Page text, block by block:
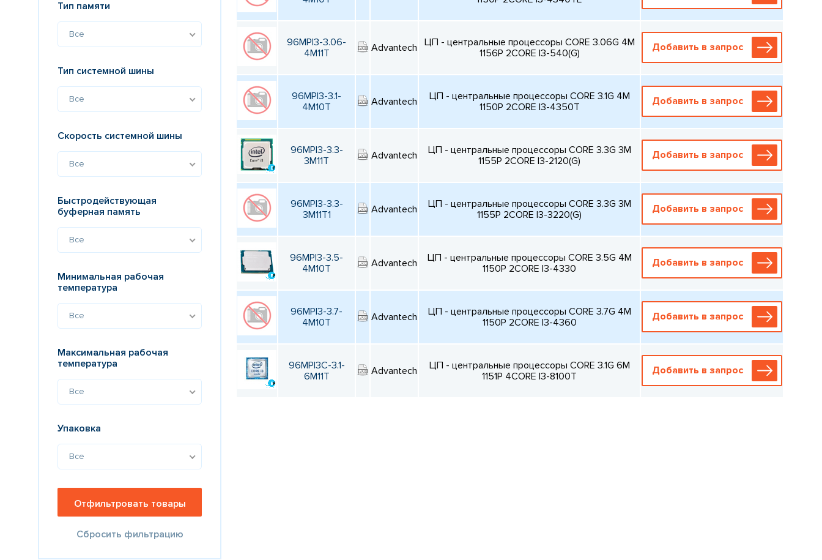
Тип памяти
Все
Тип системной шины
Все
Скорость системной шины
Все
Быстродействующая
буферная память
Все
Минимальная рабочая
температура
Все
Максимальная рабочая
температура
Все
Упаковка
Все
Сбросить фильтрацию
96MPI3-3.06-
4M11T
Advantech
ЦП - центральные процессоры CORE 3.06G 4M
1156P 2CORE I3-540(G)
Добавить в запрос
96MPI3-3.1-
4M10T
Advantech
ЦП - центральные процессоры CORE 3.1G 4M
1150P 2CORE I3-4350T
Добавить в запрос
96MPI3-3.3-
3M11T
Advantech
ЦП - центральные процессоры CORE 3.3G 3M
1155P 2CORE I3-2120(G)
Добавить в запрос
96MPI3-3.3-
3M11T1
Advantech
ЦП - центральные процессоры CORE 3.3G 3M
1155P 2CORE I3-3220(G)
Добавить в запрос
96MPI3-3.5-
4M10T
Advantech
ЦП - центральные процессоры CORE 3.5G 4M
1150P 2CORE I3-4330
Добавить в запрос
96MPI3-3.7-
4M10T
Advantech
ЦП - центральные процессоры CORE 3.7G 4M
1150P 2CORE I3-4360
Добавить в запрос
96MPI3C-3.1-
6M11T
Advantech
ЦП - центральные процессоры CORE 3.1G 6M
1151P 4CORE I3-8100T
Добавить в запрос